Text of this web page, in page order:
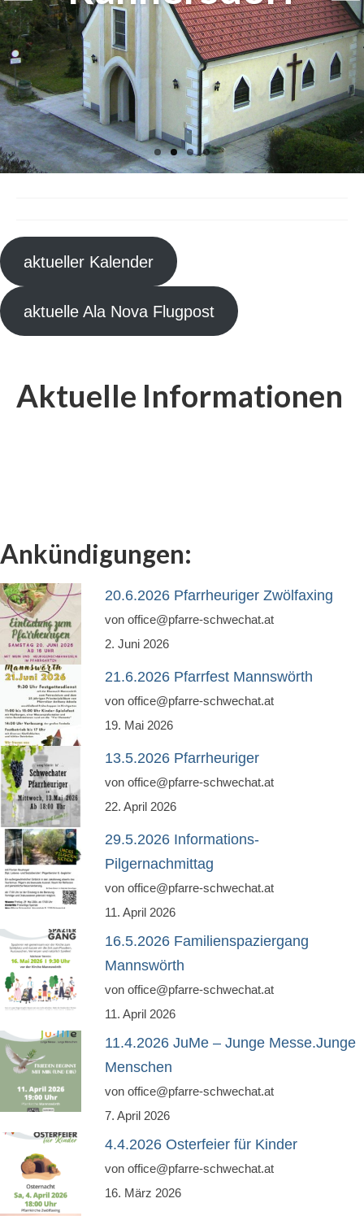
Erstkommunion
Firmung
Erwachsenen-Firmung
Hochzeit
Versöhnung
Begräbnis
Newsfeed
Jungschar
MinistrantInnen
Familienmesse
Menschen
Pfarre Rannersdorf-Kledering
Newsfeed
Kontakt
Gottesdienste
Unser Angebot
Chronik Kirche Rannersdorf
Chronik Kirche Kledering
Bilderbuch
Pfarre Schwechat
Standorte
Pfarrfriedhof
Gottesdienst
aktueller Kalender
aktuelle Ala Nova Flugpost
Aktuelle Informationen
Ankündigungen:
20.6.2026 Pfarrheuriger Zwölfaxing
von office@pfarre-schwechat.at
2. Juni 2026
21.6.2026 Pfarrfest Mannswörth
von office@pfarre-schwechat.at
19. Mai 2026
13.5.2026 Pfarrheuriger
von office@pfarre-schwechat.at
22. April 2026
29.5.2026 Informations-
Pilgernachmittag
von office@pfarre-schwechat.at
11. April 2026
16.5.2026 Familienspaziergang
Mannswörth
von office@pfarre-schwechat.at
11. April 2026
11.4.2026 JuMe – Junge Messe.Junge
Menschen
von office@pfarre-schwechat.at
7. April 2026
4.4.2026 Osterfeier für Kinder
von office@pfarre-schwechat.at
16. März 2026